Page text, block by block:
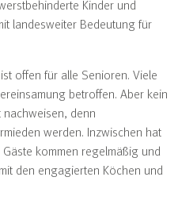
Kinder und
landesweiter Bedeutung für
offen für alle Senioren. Viele
betroffen. Aber kein
denn
werden. Inzwischen hat
kommen regelmäßig und
den engagierten Köchen und